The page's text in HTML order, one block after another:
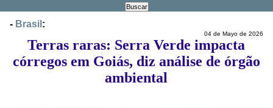
- Brasil :
04 de Mayo de 2026
Terras raras: Serra Verde impacta
córregos em Goiás, diz análise de órgão
ambiental